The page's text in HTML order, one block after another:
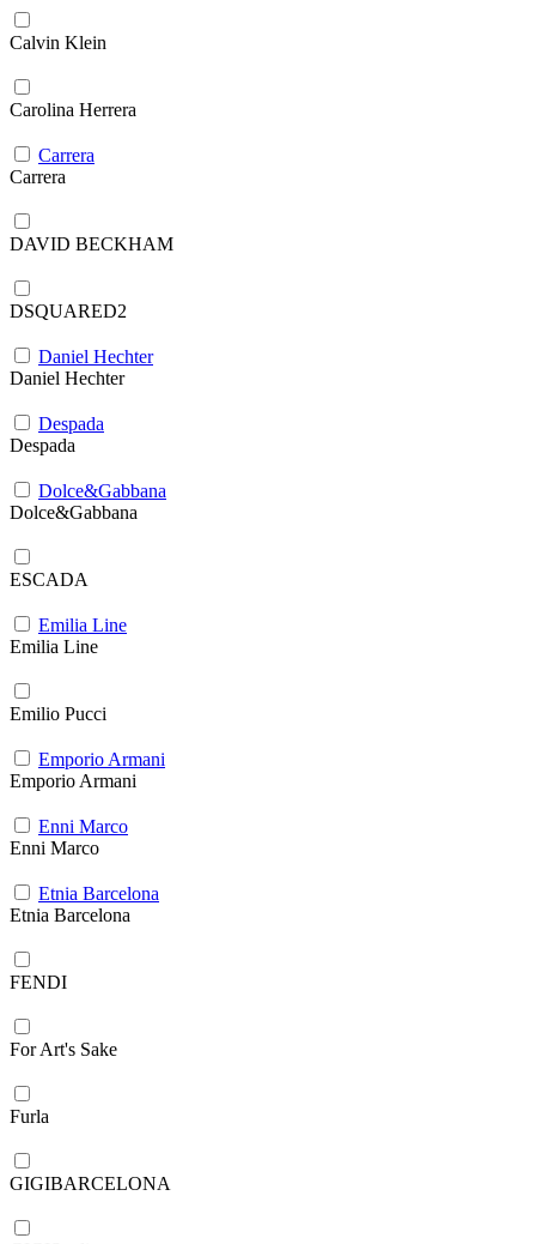
Calvin Klein
Carolina Herrera
Carrera
Carrera
DAVID BECKHAM
DSQUARED2
Daniel Hechter
Daniel Hechter
Despada
Despada
Dolce&Gabbana
Dolce&Gabbana
ESCADA
Emilia Line
Emilia Line
Emilio Pucci
Emporio Armani
Emporio Armani
Enni Marco
Enni Marco
Etnia Barcelona
Etnia Barcelona
FENDI
For Art's Sake
Furla
GIGIBARCELONA